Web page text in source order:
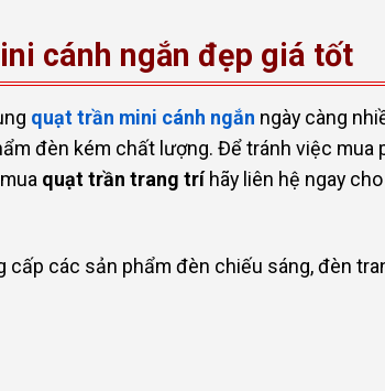
cánh ngắn đẹp giá tốt
quạt trần mini cánh ngắn ngày càng
đèn kém chất lượng. Để tránh việc mua
quạt trần trang tríhãy liên hệ ngay cho
cấp các sản phẩm đèn chiếu sáng, đèn